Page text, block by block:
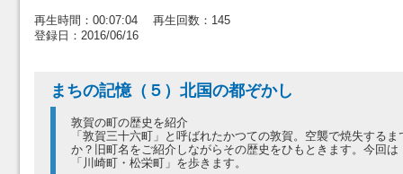
再生時間：00:07:04 再生回数：145
登録日：2016/06/16
まちの記憶（５）北国の都ぞかし
敦賀の町の歴史を紹介
「敦賀三十六町」と呼ばれたかつての敦賀。空襲で焼失する
か？旧町名をご紹介しながらその歴史をひもときます。今回
「川崎町・松栄町」を歩きます。